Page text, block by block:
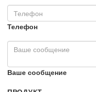
Телефон
Ваше сообщение